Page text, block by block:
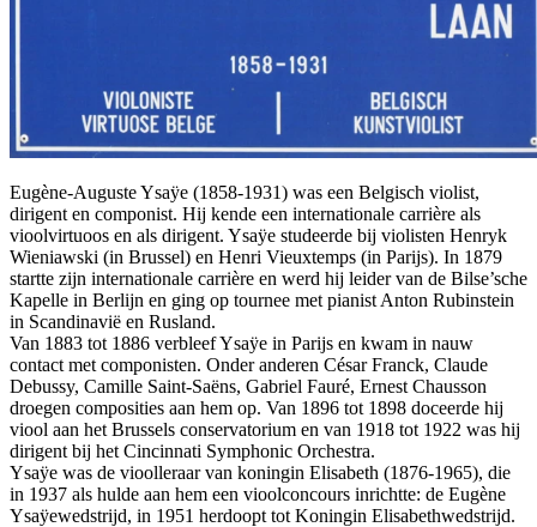
Eugène-Auguste Ysaÿe (1858-1931) was een Belgisch violist,
dirigent en componist. Hij kende een internationale carrière als
vioolvirtuoos en als dirigent. Ysaÿe studeerde bij violisten Henryk
Wieniawski (in Brussel) en Henri Vieuxtemps (in Parijs). In 1879
startte zijn internationale carrière en werd hij leider van de Bilse’sche
Kapelle in Berlijn en ging op tournee met pianist Anton Rubinstein
in Scandinavië en Rusland.
Van 1883 tot 1886 verbleef Ysaÿe in Parijs en kwam in nauw
contact met componisten. Onder anderen César Franck, Claude
Debussy, Camille Saint-Saëns, Gabriel Fauré, Ernest Chausson
droegen composities aan hem op. Van 1896 tot 1898 doceerde hij
viool aan het Brussels conservatorium en van 1918 tot 1922 was hij
dirigent bij het Cincinnati Symphonic Orchestra.
Ysaÿe was de vioolleraar van koningin Elisabeth (1876-1965), die
in 1937 als hulde aan hem een vioolconcours inrichtte: de Eugène
Ysaÿewedstrijd, in 1951 herdoopt tot Koningin Elisabethwedstrijd.